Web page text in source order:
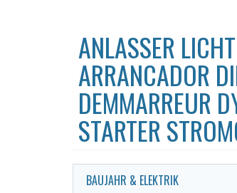
ANLASSER
ARRANCADOR
DEMMARREUR
STARTER
BAUJAHR & ELEKTRIK